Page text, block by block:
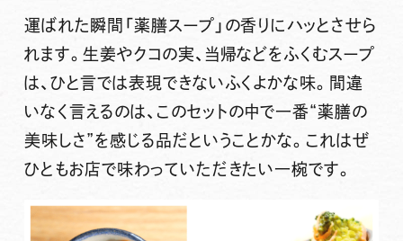
運ばれた瞬間「薬膳スープ」の香りにハッとさせら
れます。生姜やクコの実、当帰などをふくむスープ
は、ひと言では表現できないふくよかな味。間違
いなく言えるのは、このセットの中で一番“薬膳の
美味しさ”を感じる品だということかな。これはぜ
ひともお店で味わっていただきたい一椀です。